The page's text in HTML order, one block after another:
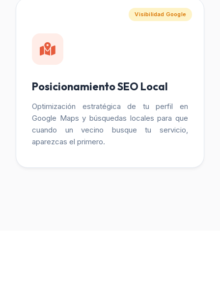
Visibilidad Google
Posicionamiento SEO Local
Optimización estratégica de tu perfil en
Google Maps y búsquedas locales para que
cuando un vecino busque tu servicio,
aparezcas el primero.